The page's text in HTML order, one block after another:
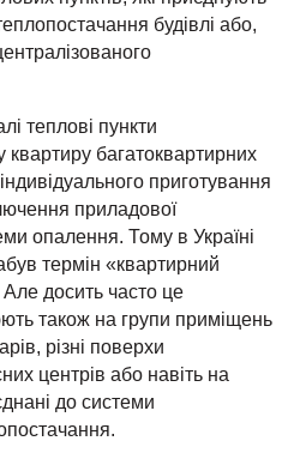
будівлі або,
теплові пункти
багатоквартирних
приготування
приладової
опалення. Тому в Україні
термін «квартирний
досить часто це
також на групи приміщень
різні поверхи
центрів або навіть на
до системи